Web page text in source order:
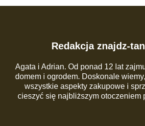
Redakcja znajdz-
Agata i Adrian. Od ponad 12 lat
domem i ogrodem. Doskonale
wszystkie aspekty zakupowe i
cieszyć się najbliższym otoczeniem